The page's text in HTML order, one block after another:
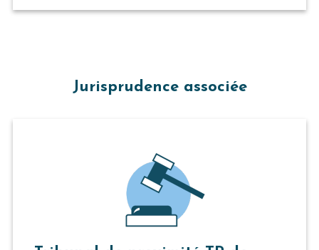
Jurisprudence associée